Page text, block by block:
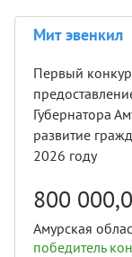
Мит эвенкил
Первый
Губернатора
развитие
2026 году
800
Амурская
победитель